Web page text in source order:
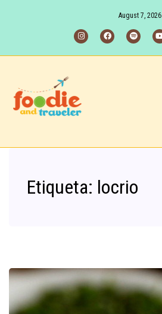
August 7, 2026
Etiqueta: locrio